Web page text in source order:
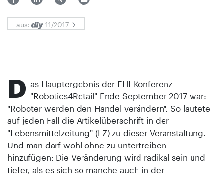
aus: 11/2017
D as Hauptergebnis der EHI-Konferenz
"Robotics4Retail" Ende September 2017 war:
"Roboter werden den Handel verändern". So lautete
auf jeden Fall die Artikelüberschrift in der
"Lebensmittelzeitung" (LZ) zu dieser Veranstaltung.
Und man darf wohl ohne zu untertreiben
hinzufügen: Die Veränderung wird radikal sein und
tiefer, als es sich so manche auch in der